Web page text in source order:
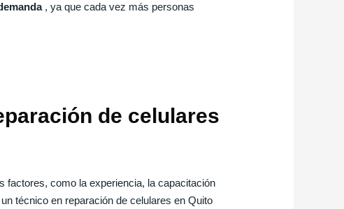
, ya que cada vez más personas
de celulares
factores, como la experiencia, la capacitación
técnico en reparación de celulares en Quito